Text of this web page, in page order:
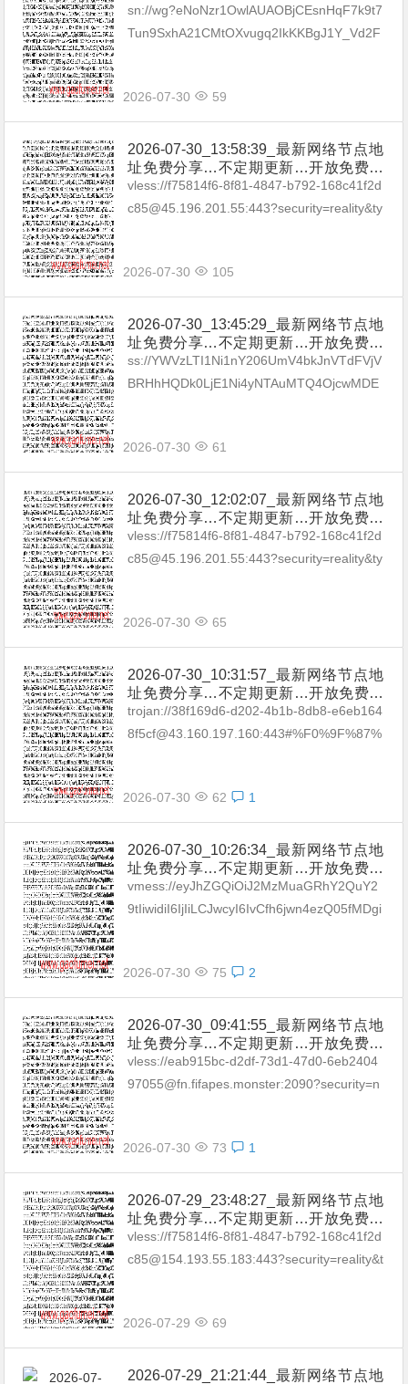
享（网络免费节点香港|日本|韩国|新加
坡|台湾|马来西亚|…
sn://wg?eNoNzr1OwlAUAOBjCEsnHqF7k9t7
Tun9SxhA21CMtOXvugq2IkKKBgJ1Y_Vd2F
2026-07-30 59
2026-07-30_13:58:39_最新网络节点地
址免费分享…不定期更新…开放免费分
享（网络免费节点香港|日本|韩国|新加
坡|台湾|马来西亚|…
vless://f75814f6-8f81-4847-b792-168c41f2d
c85@45.196.201.55:443?security=reality&ty
2026-07-30 105
2026-07-30_13:45:29_最新网络节点地
址免费分享…不定期更新…开放免费分
享（网络免费节点香港|日本|韩国|新加
坡|台湾|马来西亚|…
ss://YWVzLTI1Ni1nY206UmV4bkJnVTdFVjV
BRHhHQDk0LjE1Ni4yNTAuMTQ4OjcwMDE
2026-07-30 61
2026-07-30_12:02:07_最新网络节点地
址免费分享…不定期更新…开放免费分
享（网络免费节点香港|日本|韩国|新加
坡|台湾|马来西亚|…
vless://f75814f6-8f81-4847-b792-168c41f2d
c85@45.196.201.55:443?security=reality&ty
2026-07-30 65
2026-07-30_10:31:57_最新网络节点地
址免费分享…不定期更新…开放免费分
享（网络免费节点香港|日本|韩国|新加
坡|台湾|马来西亚|…
trojan://38f169d6-d202-4b1b-8db8-e6eb164
8f5cf@43.160.197.160:443#%F0%9F%87%
2026-07-30 62 1
2026-07-30_10:26:34_最新网络节点地
址免费分享…不定期更新…开放免费分
享（网络免费节点香港|日本|韩国|新加
坡|台湾|马来西亚|…
vmess://eyJhZGQiOiJ2MzMuaGRhY2QuY2
9tIiwidiI6IjIiLCJwcyI6IvCfh6jwn4ezQ05fMDgi
2026-07-30 75 2
2026-07-30_09:41:55_最新网络节点地
址免费分享…不定期更新…开放免费分
享（网络免费节点香港|日本|韩国|新加
坡|台湾|马来西亚|…
vless://eab915bc-d2df-73d1-47d0-6eb2404
97055@fn.fifapes.monster:2090?security=n
2026-07-30 73 1
2026-07-29_23:48:27_最新网络节点地
址免费分享…不定期更新…开放免费分
享（网络免费节点香港|日本|韩国|新加
坡|台湾|马来西亚|…
vless://f75814f6-8f81-4847-b792-168c41f2d
c85@154.193.55.183:443?security=reality&t
2026-07-29 69
2026-07-29_21:21:44_最新网络节点地